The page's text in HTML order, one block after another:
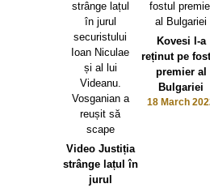
Video Justiția
strânge lațul în
jurul
Kovesi l-a
reținut pe
premier al
Bulgariei
18 March